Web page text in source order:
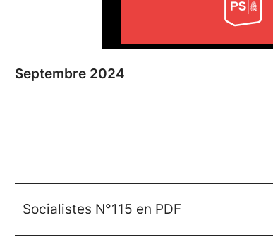
Septembre 2024
Socialistes N°115 en PDF